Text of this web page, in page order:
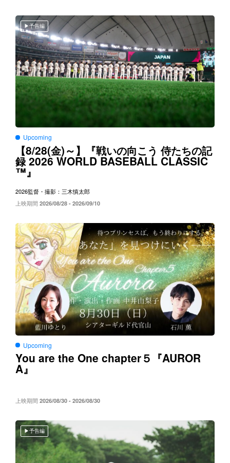
予告編
Upcoming
【8/28(金)～】『戦いの向こう 侍たちの記
録2026 WORLD BASEBALL CLASSIC
™』
2026監督・撮影：三木慎太郎
上映期間 2026/08/28 - 2026/09/10
Upcoming
You are the One chapter５ 『AUROR
A』
上映期間 2026/08/30 - 2026/08/30
予告編